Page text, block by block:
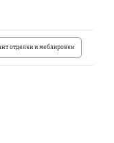
отделки и меблировки